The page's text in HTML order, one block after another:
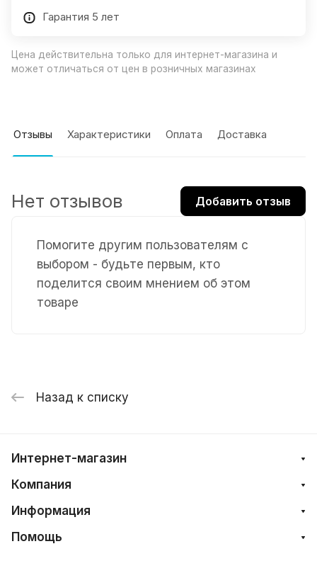
Гарантия 5 лет
Цена действительна только для интернет-магазина и
может отличаться от цен в розничных магазинах
Отзывы Характеристики Оплата Доставка
Помогите другим пользователям с
выбором - будьте первым, кто
поделится своим мнением об этом
товаре
Нет отзывов Добавить отзыв
Назад к списку
Интернет-магазин
Компания
Информация
Помощь